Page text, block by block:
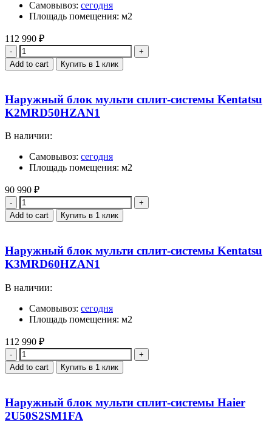
Самовывоз: сегодня
Площадь помещения: м2
112 990 ₽
Quantity
Add to cart Купить в 1 клик
Наружный блок мульти сплит-системы Kentatsu
K2MRD50HZAN1
В наличии:
Самовывоз: сегодня
Площадь помещения: м2
90 990 ₽
Quantity
Add to cart Купить в 1 клик
Наружный блок мульти сплит-системы Kentatsu
K3MRD60HZAN1
В наличии:
Самовывоз: сегодня
Площадь помещения: м2
112 990 ₽
Quantity
Add to cart Купить в 1 клик
Наружный блок мульти сплит-системы Haier
2U50S2SM1FA